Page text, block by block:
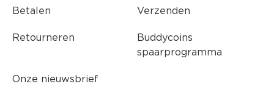
Betalen Verzenden
Retourneren
Buddycoins
spaarprogramma
Onze nieuwsbrief